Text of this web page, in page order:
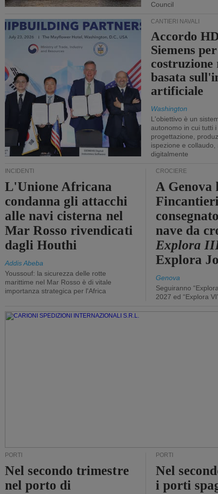
Council
CANTIERI NAVALI
Accordo
Siemens
costruzione
basata
artificiale
Washington
L'obiettivo è un
autonomo in cui tutti
progettazione,
ispezione e collaudo,
digitalmente
INCIDENTI
L'Unione Africana
condanna gli attacchi
alle navi cisterna nel
Mar Rosso rivendicati
dagli Houthi
Addis Abeba
Youssouf: la sicurezza delle rotte
marittime nel Mar Rosso è di vitale
importanza strategica per l'Africa
CROCIERE
A Genova
nave da
Explora
Explora
Genova
Seguiranno
2027 ed “Explora
PORTI
Nel secondo trimestre
nel porto di
PORTI
Nel
i porti